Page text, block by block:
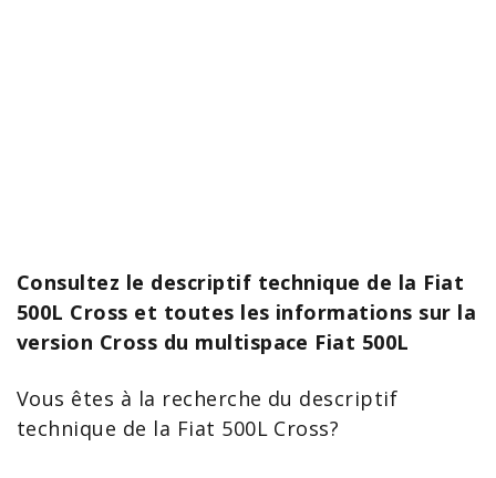
Consultez le descriptif technique de la Fiat
500L Cross et toutes les informations sur la
version Cross du multispace Fiat 500L
Vous êtes à la recherche du descriptif
technique de la Fiat 500L Cross?